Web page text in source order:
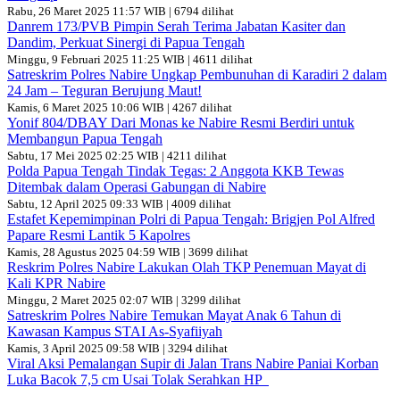
Rabu, 26 Maret 2025 11:57 WIB | 6794 dilihat
Danrem 173/PVB Pimpin Serah Terima Jabatan Kasiter dan
Dandim, Perkuat Sinergi di Papua Tengah
Minggu, 9 Februari 2025 11:25 WIB | 4611 dilihat
Satreskrim Polres Nabire Ungkap Pembunuhan di Karadiri 2 dalam
24 Jam – Teguran Berujung Maut!
Kamis, 6 Maret 2025 10:06 WIB | 4267 dilihat
Yonif 804/DBAY Dari Monas ke Nabire Resmi Berdiri untuk
Membangun Papua Tengah
Sabtu, 17 Mei 2025 02:25 WIB | 4211 dilihat
Polda Papua Tengah Tindak Tegas: 2 Anggota KKB Tewas
Ditembak dalam Operasi Gabungan di Nabire
Sabtu, 12 April 2025 09:33 WIB | 4009 dilihat
Estafet Kepemimpinan Polri di Papua Tengah: Brigjen Pol Alfred
Papare Resmi Lantik 5 Kapolres
Kamis, 28 Agustus 2025 04:59 WIB | 3699 dilihat
Reskrim Polres Nabire Lakukan Olah TKP Penemuan Mayat di
Kali KPR Nabire
Minggu, 2 Maret 2025 02:07 WIB | 3299 dilihat
Satreskrim Polres Nabire Temukan Mayat Anak 6 Tahun di
Kawasan Kampus STAI As-Syafiiyah
Kamis, 3 April 2025 09:58 WIB | 3294 dilihat
Viral Aksi Pemalangan Supir di Jalan Trans Nabire Paniai Korban
Luka Bacok 7,5 cm Usai Tolak Serahkan HP